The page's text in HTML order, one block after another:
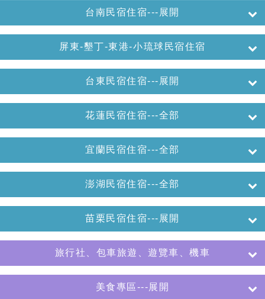
台南民宿住宿---展開
屏東-墾丁-東港-小琉球民宿住宿
台東民宿住宿---展開
花蓮民宿住宿---全部
宜蘭民宿住宿---全部
澎湖民宿住宿---全部
苗栗民宿住宿---展開
旅行社、包車旅遊、遊覽車、機車
美食專區---展開